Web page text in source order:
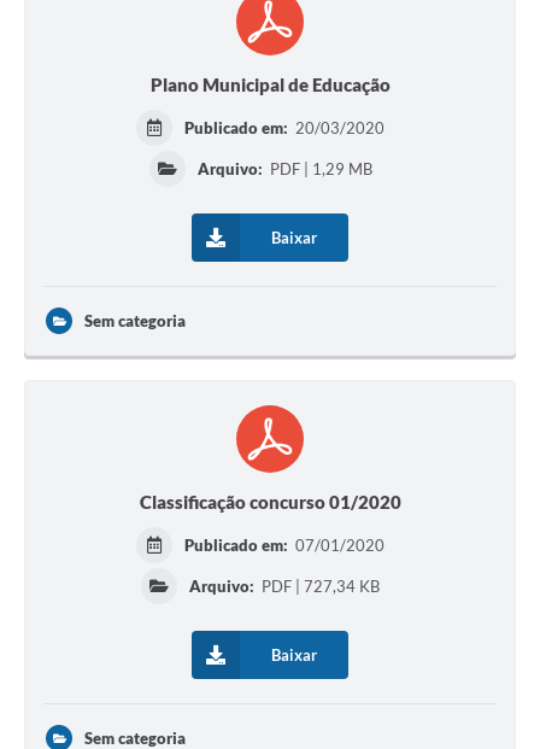
Plano Municipal de Educação
Publicado em: 20/03/2020
Arquivo: PDF | 1,29 MB
Baixar
Sem categoria
Classificação concurso 01/2020
Publicado em: 07/01/2020
Arquivo: PDF | 727,34 KB
Baixar
Sem categoria